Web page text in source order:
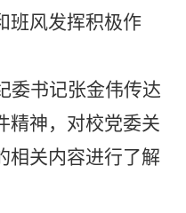
班风发挥积极作
委书记张金伟传达
精神，对校党委关
相关内容进行了解